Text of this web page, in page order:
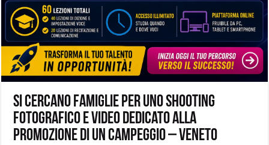
Si cercano famiglie per uno shooting
fotografico e video dedicato alla
promozione di un campeggio – Veneto